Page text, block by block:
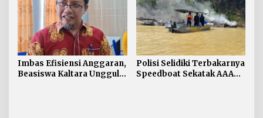
Imbas Efisiensi Anggaran,
Beasiswa Kaltara Unggul
Polisi Selidiki Terbakarnya
Speedboat Sekatak AAA